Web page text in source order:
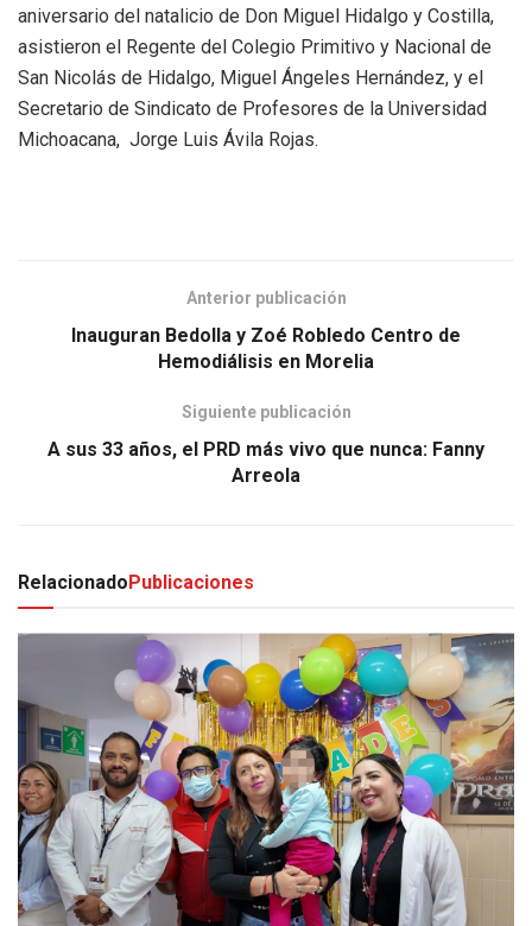
aniversario del natalicio de Don Miguel Hidalgo y Costilla,
asistieron el Regente del Colegio Primitivo y Nacional de
San Nicolás de Hidalgo, Miguel Ángeles Hernández, y el
Secretario de Sindicato de Profesores de la Universidad
Michoacana, Jorge Luis Ávila Rojas.
Anterior publicación
Inauguran Bedolla y Zoé Robledo Centro de
Hemodiálisis en Morelia
Siguiente publicación
A sus 33 años, el PRD más vivo que nunca: Fanny
Arreola
RelacionadoPublicaciones